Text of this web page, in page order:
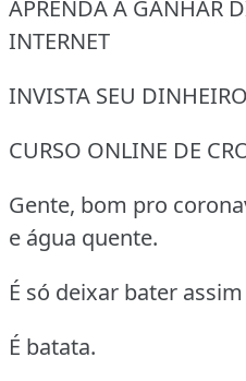
APRENDA A GANHAR
INTERNET
INVISTA SEU
CURSO ONLINE DE
Gente, bom pro
e água quente.
É só deixar bater
É batata.